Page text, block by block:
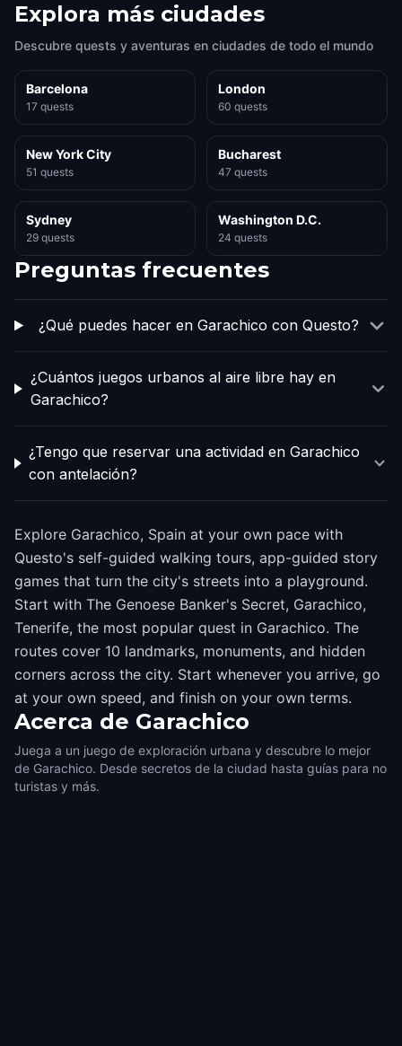
Explora más ciudades
Descubre quests y aventuras en ciudades de todo el mundo
Barcelona
17 quests
London
60 quests
New York City
51 quests
Bucharest
47 quests
Sydney
29 quests
Washington D.C.
24 quests
Preguntas frecuentes
¿Qué puedes hacer en Garachico con Questo?
¿Cuántos juegos urbanos al aire libre hay en
Garachico?
¿Tengo que reservar una actividad en Garachico
con antelación?
Explore Garachico, Spain at your own pace with
Questo's self-guided walking tours, app-guided story
games that turn the city's streets into a playground.
Start with The Genoese Banker's Secret, Garachico,
Tenerife, the most popular quest in Garachico. The
routes cover 10 landmarks, monuments, and hidden
corners across the city. Start whenever you arrive, go
at your own speed, and finish on your own terms.
Acerca de Garachico
Juega a un juego de exploración urbana y descubre lo mejor
de Garachico. Desde secretos de la ciudad hasta guías para no
turistas y más.